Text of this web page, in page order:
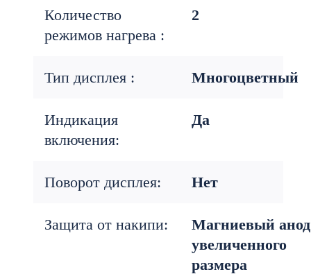
Количество
режимов нагрева :
2
Тип дисплея : Многоцветный
Индикация
включения:
Да
Поворот дисплея: Нет
Защита от накипи:
Магниевый анод
увеличенного
размера